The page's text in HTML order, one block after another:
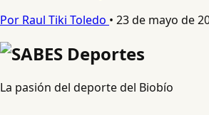
Por Raul Tiki Toledo • 23 de mayo de
La pasión del deporte del Biobío